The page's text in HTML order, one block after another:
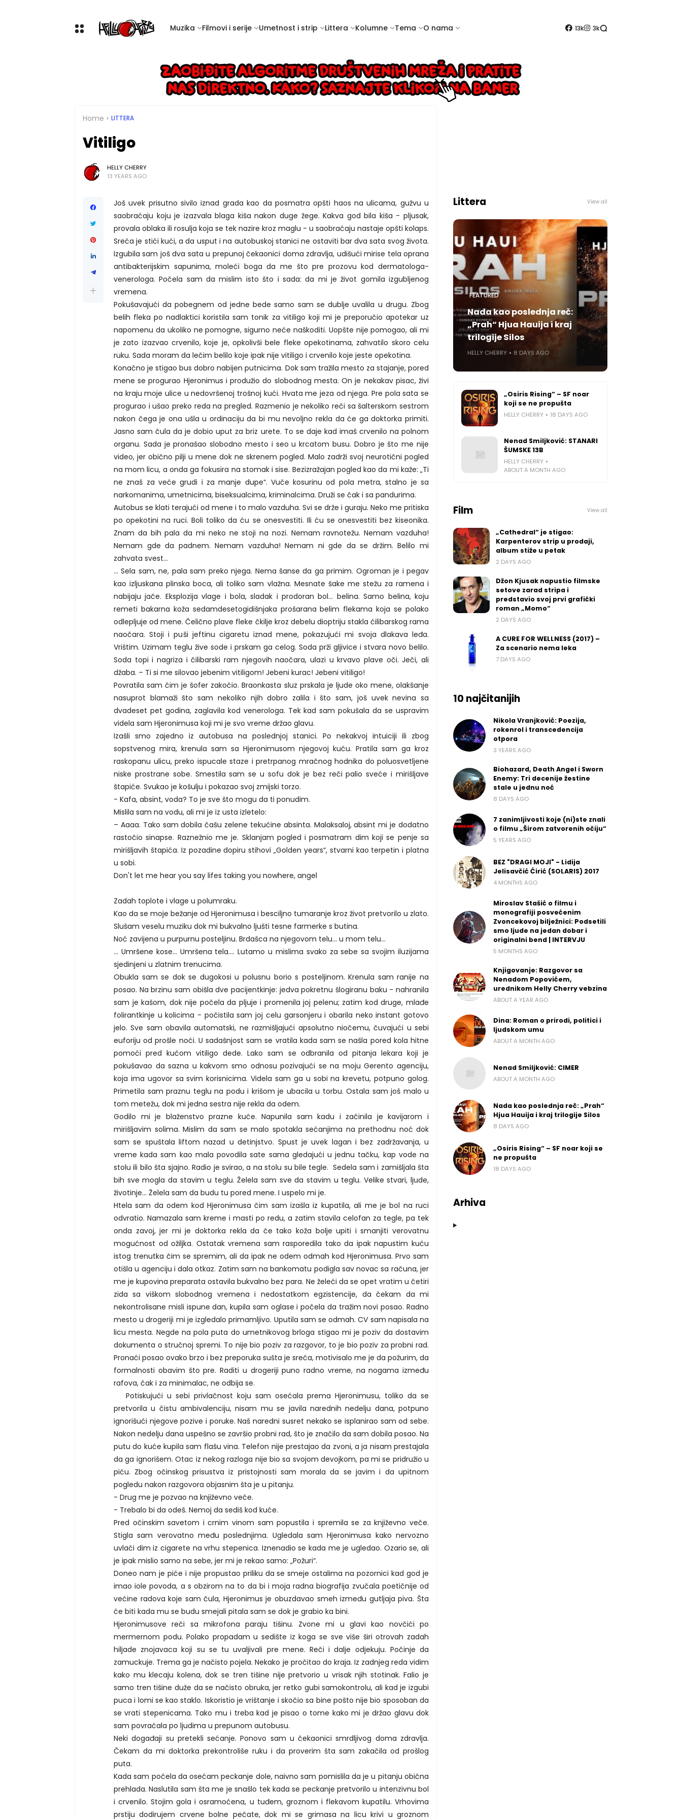
Muzika Filmovi i serije Umetnost i strip Littera Kolumne Tema O nama 13k 3k
Home LITTERA
Vitiligo
HELLY CHERRY
13 YEARS AGO
Još uvek prisutno sivilo iznad grada kao da posmatra opšti haos na ulicama, gužvu u
saobraćaju koju je izazvala blaga kiša nakon duge žege. Kakva god bila kiša - pljusak,
provala oblaka ili rosulja koja se tek nazire kroz maglu - u saobraćaju nastaje opšti kolaps.
Sreća je stići kući, a da usput i na autobuskoj stanici ne ostaviti bar dva sata svog života.
Izgubila sam još dva sata u prepunoj čekaonici doma zdravlja, udišući mirise tela oprana
antibakterijskim sapunima, moleći boga da me što pre prozovu kod dermatologa-
venerologa. Počela sam da mislim isto što i sada: da mi je život gomila izgubljenog
vremena.
Pokušavajući da pobegnem od jedne bede samo sam se dublje uvalila u drugu. Zbog
belih fleka po nadlaktici koristila sam tonik za vitiligo koji mi je preporučio apotekar uz
napomenu da ukoliko ne pomogne, sigurno neće naškoditi. Uopšte nije pomogao, ali mi
je zato izazvao crvenilo, koje je, opkolivši bele fleke opekotinama, zahvatilo skoro celu
ruku. Sada moram da lečim belilo koje ipak nije vitiligo i crvenilo koje jeste opekotina.
Konačno je stigao bus dobro nabijen putnicima. Dok sam tražila mesto za stajanje, pored
mene se progurao Hjeronimus i produžio do slobodnog mesta. On je nekakav pisac, živi
na kraju moje ulice u nedovršenoj trošnoj kući. Hvata me jeza od njega. Pre pola sata se
progurao i ušao preko reda na pregled. Razmenio je nekoliko reči sa šalterskom sestrom
nakon čega je ona ušla u ordinaciju da bi mu nevoljno rekla da će ga doktorka primiti.
Jasno sam čula da je dobio uput za briz urete. To se daje kad imaš crvenilo na polnom
organu. Sada je pronašao slobodno mesto i seo u krcatom busu. Dobro je što me nije
video, jer obično pilji u mene dok ne skrenem pogled. Malo zadrži svoj neurotični pogled
na mom licu, a onda ga fokusira na stomak i sise. Bezizražajan pogled kao da mi kaže: „Ti
ne znaš za veće grudi i za manje dupe“. Vuče kosurinu od pola metra, stalno je sa
narkomanima, umetnicima, biseksualcima, kriminalcima. Druži se čak i sa pandurima.
Autobus se klati terajući od mene i to malo vazduha. Svi se drže i guraju. Neko me pritiska
po opekotini na ruci. Boli toliko da ću se onesvestiti. Ili ću se onesvestiti bez kiseonika.
Znam da bih pala da mi neko ne stoji na nozi. Nemam ravnotežu. Nemam vazduha!
Nemam gde da padnem. Nemam vazduha! Nemam ni gde da se držim. Belilo mi
zahvata svest...
... Sela sam, ne, pala sam preko njega. Nema šanse da ga primim. Ogroman je i pegav
kao izljuskana plinska boca, ali toliko sam vlažna. Mesnate šake me stežu za ramena i
nabijaju jače. Eksplozija vlage i bola, sladak i prodoran bol... belina. Samo belina, koju
remeti bakarna koža sedamdesetogidišnjaka prošarana belim flekama koja se polako
odlepljuje od mene. Čelično plave fleke čkilje kroz debelu dioptriju stakla ćilibarskog rama
naočara. Stoji i puši jeftinu cigaretu iznad mene, pokazujući mi svoja dlakava leđa.
Vrištim. Uzimam teglu žive sode i prskam ga celog. Soda prži gljivice i stvara novo belilo.
Soda topi i nagriza i čilibarski ram njegovih naočara, ulazi u krvavo plave oči. Ječi, ali
džaba. – Ti si me silovao jebenim vitiligom! Jebeni kurac! Jebeni vitiligo!
Povratila sam čim je šofer zakočio. Braonkasta sluz prskala je ljude oko mene, olakšanje
nasuprot blamaži što sam nekoliko njih dobro zalila i što sam, još uvek nevina sa
dvadeset pet godina, zaglavila kod venerologa. Tek kad sam pokušala da se uspravim
videla sam Hjeronimusa koji mi je svo vreme držao glavu.
Izašli smo zajedno iz autobusa na poslednjoj stanici. Po nekakvoj intuiciji ili zbog
sopstvenog mira, krenula sam sa Hjeronimusom njegovoj kuću. Pratila sam ga kroz
raskopanu ulicu, preko ispucale staze i pretrpanog mračnog hodnika do poluosvetljene
niske prostrane sobe. Smestila sam se u sofu dok je bez reči palio sveće i mirišljave
štapiće. Svukao je košulju i pokazao svoj zmijski torzo.
- Kafa, absint, voda? To je sve što mogu da ti ponudim.
Mislila sam na vodu, ali mi je iz usta izletelo:
– Aaaa. Tako sam dobila čašu zelene tekućine absinta. Malaksaloj, absint mi je dodatno
rastočio sinapse. Raznežnio me je. Sklanjam pogled i posmatram dim koji se penje sa
mirišljavih štapića. Iz pozadine dopiru stihovi „Golden years“, stvarni kao terpetin i platna
u sobi.
Don't let me hear you say lifes taking you nowhere, angel
Zadah toplote i vlage u polumraku.
Kao da se moje bežanje od Hjeronimusa i besciljno tumaranje kroz život pretvorilo u zlato.
Slušam veselu muziku dok mi bukvalno ljušti tesne farmerke s butina.
Noć zavijena u purpurnu posteljinu. Brdašca na njegovom telu... u mom telu...
... Umršene kose... Umršena tela.... Lutamo u mislima svako za sebe sa svojim iluzijama
sjedinjeni u zlatnim trenucima.
Obukla sam se dok se dugokosi u polusnu borio s posteljinom. Krenula sam ranije na
posao. Na brzinu sam obišla dve pacijentkinje: jedva pokretnu šlogiranu baku - nahranila
sam je kašom, dok nije počela da pljuje i promenila joj pelenu; zatim kod druge, mlađe
folirantkinje u kolicima - počistila sam joj celu garsonjeru i obarila neko instant gotovo
jelo. Sve sam obavila automatski, ne razmišljajući apsolutno niočemu, čuvajući u sebi
euforiju od prošle noći. U sadašnjost sam se vratila kada sam se našla pored kola hitne
pomoći pred kućom vitiligo dede. Lako sam se odbranila od pitanja lekara koji je
pokušavao da sazna u kakvom smo odnosu pozivajući se na moju Gerento agenciju,
koja ima ugovor sa svim korisnicima. Videla sam ga u sobi na krevetu, potpuno golog.
Primetila sam praznu teglu na podu i krišom je ubacila u torbu. Ostala sam još malo u
tom metežu, dok mi jedna sestra nije rekla da odem.
Godilo mi je blaženstvo prazne kuće. Napunila sam kadu i začinila je kavijarom i
mirišljavim solima. Mislim da sam se malo spotakla sećanjima na prethodnu noć dok
sam se spuštala liftom nazad u detinjstvo. Spust je uvek lagan i bez zadržavanja, u
vreme kada sam kao mala povodila sate sama gledajući u jednu tačku, kap vode na
stolu ili bilo šta sjajno. Radio je svirao, a na stolu su bile tegle. Sedela sam i zamišljala šta
bih sve mogla da stavim u teglu. Želela sam sve da stavim u teglu. Velike stvari, ljude,
životinje... Želela sam da budu tu pored mene. I uspelo mi je.
Htela sam da odem kod Hjeronimusa čim sam izašla iz kupatila, ali me je bol na ruci
odvratio. Namazala sam kreme i masti po redu, a zatim stavila celofan za tegle, pa tek
onda zavoj, jer mi je doktorka rekla da će tako koža bolje upiti i smanjiti verovatnu
mogućnost od ožiljka. Ostatak vremena sam rasporedila tako da ipak napustim kuću
istog trenutka čim se spremim, ali da ipak ne odem odmah kod Hjeronimusa. Prvo sam
otišla u agenciju i dala otkaz. Zatim sam na bankomatu podigla sav novac sa računa, jer
me je kupovina preparata ostavila bukvalno bez para. Ne želeći da se opet vratim u četiri
zida sa viškom slobodnog vremena i nedostatkom egzistencije, da čekam da mi
nekontrolisane misli ispune dan, kupila sam oglase i počela da tražim novi posao. Radno
mesto u drogeriji mi je izgledalo primamljivo. Uputila sam se odmah. CV sam napisala na
licu mesta. Negde na pola puta do umetnikovog brloga stigao mi je poziv da dostavim
dokumenta o stručnoj spremi. To nije bio poziv za razgovor, to je bio poziv za probni rad.
Pronaći posao ovako brzo i bez preporuka sušta je sreća, motivisalo me je da požurim, da
formalnosti obavim što pre. Raditi u drogeriji puno radno vreme, na nogama između
rafova, čak i za minimalac, ne odbija se.
Potiskujući u sebi privlačnost koju sam osećala prema Hjeronimusu, toliko da se
pretvorila u čistu ambivalenciju, nisam mu se javila narednih nedelju dana, potpuno
ignorišući njegove pozive i poruke. Naš naredni susret nekako se isplanirao sam od sebe.
Nakon nedelju dana uspešno se završio probni rad, što je značilo da sam dobila posao. Na
putu do kuće kupila sam flašu vina. Telefon nije prestajao da zvoni, a ja nisam prestajala
da ga ignorišem. Otac iz nekog razloga nije bio sa svojom devojkom, pa mi se pridružio u
piću. Zbog očinskog prisustva iz pristojnosti sam morala da se javim i da upitnom
pogledu nakon razgovora objasnim šta je u pitanju.
- Drug me je pozvao na književno veče.
- Trebalo bi da odeš. Nemoj da sediš kod kuće.
Pred očinskim savetom i crnim vinom sam popustila i spremila se za književno veče.
Stigla sam verovatno među poslednjima. Ugledala sam Hjeronimusa kako nervozno
uvlači dim iz cigarete na vrhu stepenica. Iznenadio se kada me je ugledao. Ozario se, ali
je ipak mislio samo na sebe, jer mi je rekao samo: „Požuri“.
Doneo nam je piće i nije propustao priliku da se smeje ostalima na pozornici kad god je
imao iole povoda, a s obzirom na to da bi i moja radna biografija zvučala poetičnije od
većine radova koje sam čula, Hjeronimus je obuzdavao smeh između gutljaja piva. Šta
će biti kada mu se budu smejali pitala sam se dok je grabio ka bini.
Hjeronimusove reči sa mikrofona paraju tišinu. Zvone mi u glavi kao novčići po
mermernom podu. Polako propadam u sedište iz koga se sve više širi otrovah zadah
hiljade znojavaca koji su se tu uvaljivali pre mene. Reči i dalje odjekuju. Počinje da
zamuckuje. Trema ga je načisto pojela. Nekako je pročitao do kraja. Iz zadnjeg reda vidim
kako mu klecaju kolena, dok se tren tišine nije pretvorio u vrisak njih stotinak. Falio je
samo tren tišine duže da se načisto obruka, jer retko gubi samokontrolu, ali kad je izgubi
puca i lomi se kao staklo. Iskoristio je vrištanje i skočio sa bine pošto nije bio sposoban da
se vrati stepenicama. Tako mu i treba kad je pisao o tome kako mi je držao glavu dok
sam povraćala po ljudima u prepunom autobusu.
Neki događaji su pretekli sećanje. Ponovo sam u čekaonici smrdljivog doma zdravlja.
Čekam da mi doktorka prekontroliše ruku i da proverim šta sam zakačila od prošlog
puta.
Kada sam počela da osećam peckanje dole, naivno sam pomislila da je u pitanju obična
prehlada. Naslutila sam šta me je snašlo tek kada se peckanje pretvorilo u intenzivnu bol
i crvenilo. Stojim gola i osramoćena, u tuđem, groznom i flekavom kupatilu. Vrhovima
prstiju dodirujem crvene bolne pečate, dok mi se grimasa na licu krivi u groznom
Littera View all
FEATURED
Nada kao poslednja reč:
„Prah“ Hjua Hauija i kraj
trilogije Silos
HELLY CHERRY 8 DAYS AGO
„Osiris Rising“ – SF noar
koji se ne propušta
HELLY CHERRY 18 DAYS AGO
Nenad Smiljković: STANARI
ŠUMSKE 13B
HELLY CHERRY
ABOUT A MONTH AGO
Film View all
„Cathedral“ je stigao:
Karpenterov strip u prodaji,
album stiže u petak
2 DAYS AGO
Džon Kjusak napustio filmske
setove zarad stripa i
predstavio svoj prvi grafički
roman „Momo“
2 DAYS AGO
A CURE FOR WELLNESS (2017) –
Za scenario nema leka
7 DAYS AGO
10 najčitanijih
Nikola Vranjković: Poezija,
rokenrol i transcedencija
otpora
3 YEARS AGO
Biohazard, Death Angel i Sworn
Enemy: Tri decenije žestine
stale u jednu noć
8 DAYS AGO
7 zanimljivosti koje (ni)ste znali
o filmu „Širom zatvorenih očiju“
5 YEARS AGO
BEZ "DRAGI MOJI" - Lidija
Jelisavčić Ćirić (SOLARIS) 2017
4 MONTHS AGO
Miroslav Stašić o filmu i
monografiji posvećenim
Zvoncekovoj bilježnici: Podsetili
smo ljude na jedan dobar i
originalni bend | INTERVJU
5 MONTHS AGO
Knjigovanje: Razgovor sa
Nenadom Popovićem,
urednikom Helly Cherry vebzina
ABOUT A YEAR AGO
Dina: Roman o prirodi, politici i
ljudskom umu
ABOUT A MONTH AGO
Nenad Smiljković: CIMER
ABOUT A MONTH AGO
Nada kao poslednja reč: „Prah“
Hjua Hauija i kraj trilogije Silos
8 DAYS AGO
„Osiris Rising“ – SF noar koji se
ne propušta
18 DAYS AGO
Arhiva